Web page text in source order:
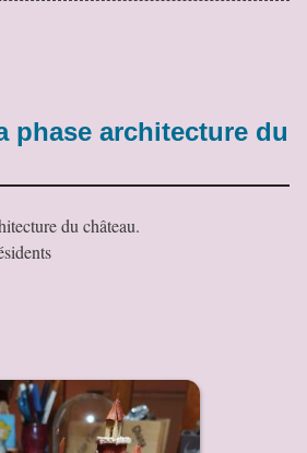
phase architecture du
du château.